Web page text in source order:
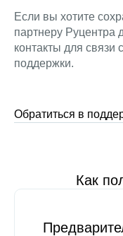
Если вы хотите
партнеру Руцентра
контакты для
поддержки.
Обратиться в
Как